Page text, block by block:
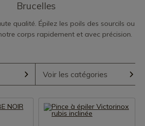
Brucelles
qualité. Épilez les poils des sourcils ou
corps rapidement et avec précision.
Voir les catégories